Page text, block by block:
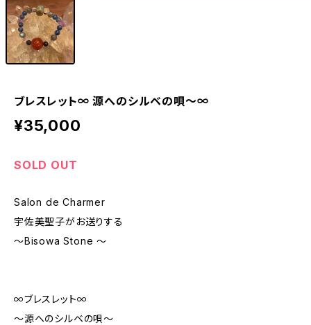
ブレスレット∞ 源へのシルベの唄〜∞
¥35,000
SOLD OUT
Salon de Charmer
宇佐美聖子がお送りする
〜Bisowa Stone 〜
∞ブレスレット∞
〜源へのシルベの唄〜